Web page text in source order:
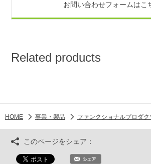
お問い合わせフォームはこ
Related products
HOME 事業・製品 ファンクショナルプロダク
このページをシェア：